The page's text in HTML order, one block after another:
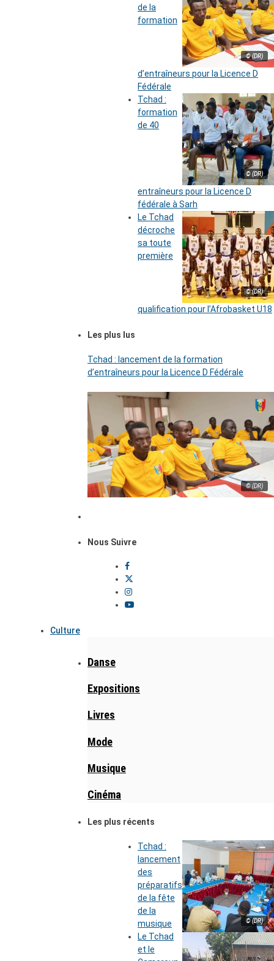
© (DR)
de la
formation
d’entraîneurs pour la Licence D
Fédérale
© (DR)
Tchad :
formation
de 40
entraîneurs pour la Licence D
fédérale à Sarh
© (DR)
Le Tchad
décroche
sa toute
première
qualification pour l’Afrobasket U18
Les plus lus
Tchad : lancement de la formation
d’entraîneurs pour la Licence D Fédérale
© (DR)
Nous Suivre
Culture
Danse
Expositions
Livres
Mode
Musique
Cinéma
Les plus récents
© (DR)
Tchad :
lancement
des
préparatifs
de la fête
de la
musique
Le Tchad
et le